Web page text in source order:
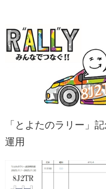
「とよたのラリー
運用